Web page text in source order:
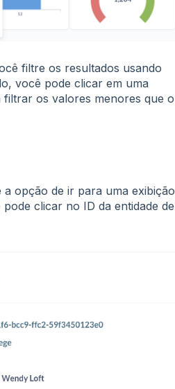
filtre os resultados usando
você pode clicar em uma
os valores menores que o
opção de ir para uma exibição
clicar no ID da entidade de